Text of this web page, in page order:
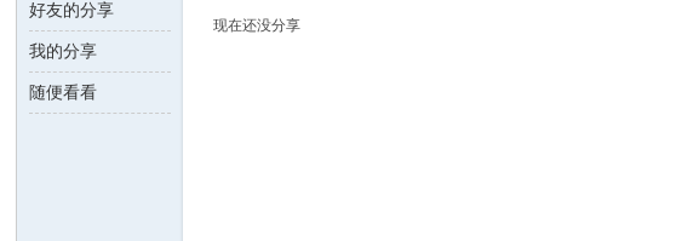
数 ›
好友的分享
我的分享
随便看看
现在还没分享